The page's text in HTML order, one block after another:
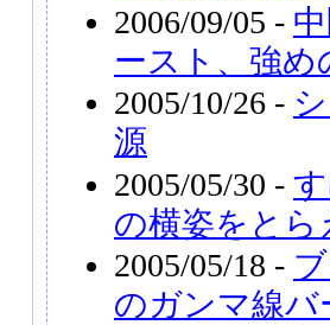
2006/09/05 -
ースト、強め
2005/10/26 -
源
2005/05/30 -
の横姿をとら
2005/05/18 -
のガンマ線